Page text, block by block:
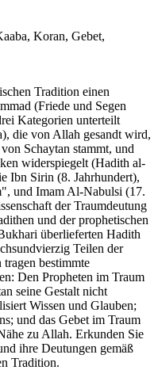
Koran, Gebet,
Tradition einen
(Friede und Segen
Kategorien unterteilt
die von Allah gesandt wird,
Schaytan stammt, und
widerspiegelt (Hadith al-
Ibn Sirin (8. Jahrhundert),
und Imam Al-Nabulsi (17.
der Traumdeutung
und der prophetischen
überlieferten Hadith
Teilen der
bestimmte
Den Propheten im Traum
seine Gestalt nicht
Wissen und Glauben;
und das Gebet im Traum
zu Allah. Erkunden Sie
ihre Deutungen gemäß
Tradition.